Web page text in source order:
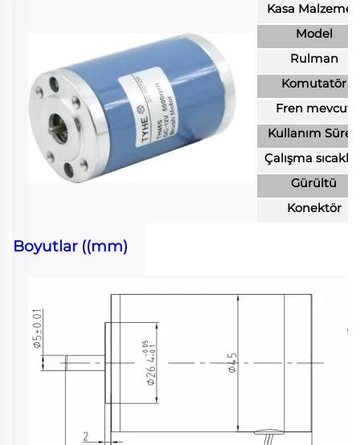
Kasa
Model
Rulman
Komutatör
Fren mevcut
Kullanım Süresi
Çalışma
Gürültü
Konektör
Boyutlar ((mm)